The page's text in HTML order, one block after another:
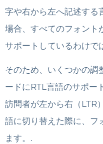
字や右から左へ記述する
場合、すべてのフォント
サポートしているわけで
そのため、いくつかの調
ードにRTL言語のサポー
訪問者が左から右（LTR
語に切り替えた際に、フ
ます。.